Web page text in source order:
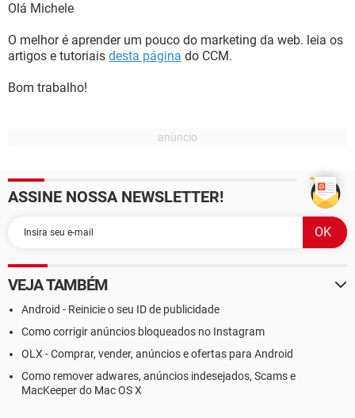
Olá Michele
O melhor é aprender um pouco do marketing da web. leia os
artigos e tutoriais desta página do CCM.
Bom trabalho!
ASSINE NOSSA NEWSLETTER!
VEJA TAMBÉM
Android - Reinicie o seu ID de publicidade
Como corrigir anúncios bloqueados no Instagram
OLX - Comprar, vender, anúncios e ofertas para Android
Como remover adwares, anúncios indesejados, Scams e
MacKeeper do Mac OS X